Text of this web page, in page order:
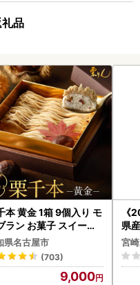
品
本 黄金 1箱 9個入り モ
ラン お菓子 スイーツ
ート モンブラン 人気
県名古屋市
(703)
9,000
《
県
セ
宮